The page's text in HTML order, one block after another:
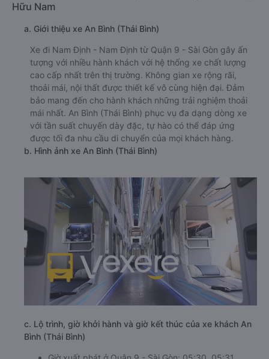
Hữu Nam
a. Giới thiệu xe An Bình (Thái Bình)
Xe đi Nam Định - Nam Định từ Quận 9 - Sài Gòn gây ấn
tượng với nhiều hành khách với hệ thống xe chất lượng
cao cấp nhất trên thị trường. Không gian xe rộng rãi,
thoải mái, nội thất được thiết kế vô cùng hiện đại. Đảm
bảo mang đến cho hành khách những trải nghiệm thoải
mái nhất. An Bình (Thái Bình) phục vụ đa dạng dòng xe
với tần suất chuyến dày đặc, tự hào có thể đáp ứng
được tối đa nhu cầu di chuyển của mọi khách hàng.
b. Hình ảnh xe An Bình (Thái Bình)
c. Lộ trình, giờ khởi hành và giờ kết thúc của xe khách An
Bình (Thái Bình)